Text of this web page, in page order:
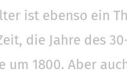
ist ebenso ein
die Jahre des
um 1800. Aber